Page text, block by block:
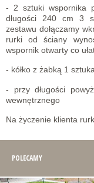
- 2 sztuki wspornika
długości 240 cm 3
zestawu dołączamy
rurki od ściany
wspornik otwarty co
- kółko z żabką 1
- przy długości
wewnętrznego
Na życzenie klienta
POLECAMY